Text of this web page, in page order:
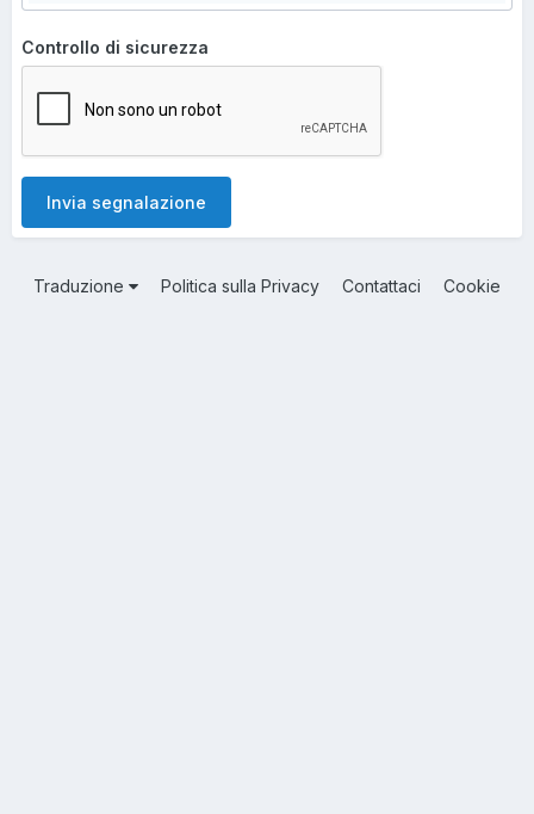
Controllo di sicurezza
Invia segnalazione
Traduzione Politica sulla Privacy Contattaci Cookie